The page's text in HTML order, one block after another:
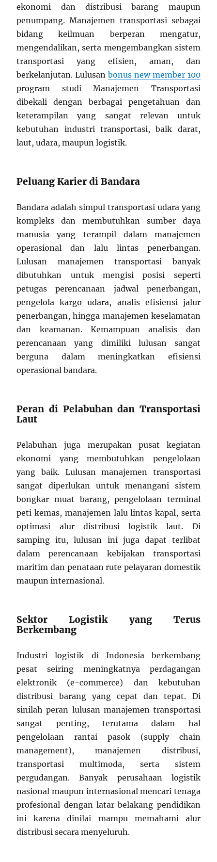
ekonomi dan distribusi barang maupun
penumpang. Manajemen transportasi sebagai
bidang keilmuan berperan mengatur,
mengendalikan, serta mengembangkan sistem
transportasi yang efisien, aman, dan
berkelanjutan. Lulusanbonus new member 100
program studi Manajemen Transportasi
dibekali dengan berbagai pengetahuan dan
keterampilan yang sangat relevan untuk
kebutuhan industri transportasi, baik darat,
laut, udara, maupun logistik.
Peluang Karier di Bandara
Bandara adalah simpul transportasi udara yang
kompleks dan membutuhkan sumber daya
manusia yang terampil dalam manajemen
operasional dan lalu lintas penerbangan.
Lulusan manajemen transportasi banyak
dibutuhkan untuk mengisi posisi seperti
petugas perencanaan jadwal penerbangan,
pengelola kargo udara, analis efisiensi jalur
penerbangan, hingga manajemen keselamatan
dan keamanan. Kemampuan analisis dan
perencanaan yang dimiliki lulusan sangat
berguna dalam meningkatkan efisiensi
operasional bandara.
Peran di Pelabuhan dan Transportasi
Laut
Pelabuhan juga merupakan pusat kegiatan
ekonomi yang membutuhkan pengelolaan
yang baik. Lulusan manajemen transportasi
sangat diperlukan untuk menangani sistem
bongkar muat barang, pengelolaan terminal
peti kemas, manajemen lalu lintas kapal, serta
optimasi alur distribusi logistik laut. Di
samping itu, lulusan ini juga dapat terlibat
dalam perencanaan kebijakan transportasi
maritim dan penataan rute pelayaran domestik
maupun internasional.
Sektor Logistik yang Terus
Berkembang
Industri logistik di Indonesia berkembang
pesat seiring meningkatnya perdagangan
elektronik (e-commerce) dan kebutuhan
distribusi barang yang cepat dan tepat. Di
sinilah peran lulusan manajemen transportasi
sangat penting, terutama dalam hal
pengelolaan rantai pasok (supply chain
management), manajemen distribusi,
transportasi multimoda, serta sistem
pergudangan. Banyak perusahaan logistik
nasional maupun internasional mencari tenaga
profesional dengan latar belakang pendidikan
ini karena dinilai mampu memahami alur
distribusi secara menyeluruh.